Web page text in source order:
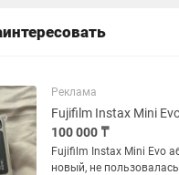
Реклама
Fujifilm Instax Mini
100 000 ₸
Fujifilm Instax Mini Evo
новый, не